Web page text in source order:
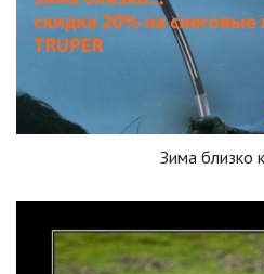
Зима близко